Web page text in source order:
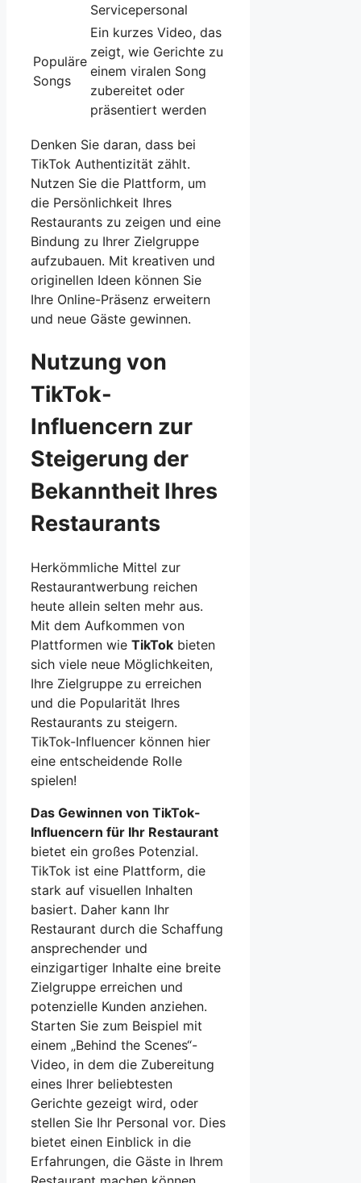
Servicepersonal
Populäre
Songs
Ein kurzes Video, das
zeigt, wie Gerichte zu
einem viralen Song
zubereitet oder
präsentiert werden
Denken Sie daran, dass bei
TikTok Authentizität zählt.
Nutzen Sie die Plattform, um
die Persönlichkeit Ihres
Restaurants zu zeigen und eine
Bindung zu Ihrer Zielgruppe
aufzubauen. Mit kreativen und
originellen Ideen können Sie
Ihre Online-Präsenz erweitern
und neue Gäste gewinnen.
Nutzung von
TikTok-
Influencern zur
Steigerung der
Bekanntheit Ihres
Restaurants
Herkömmliche Mittel zur
Restaurantwerbung reichen
heute allein selten mehr aus.
Mit dem Aufkommen von
Plattformen wie TikTok bieten
sich viele neue Möglichkeiten,
Ihre Zielgruppe zu erreichen
und die Popularität Ihres
Restaurants zu steigern.
TikTok-Influencer können hier
eine entscheidende Rolle
spielen!
Das Gewinnen von TikTok-
Influencern für Ihr Restaurant
bietet ein großes Potenzial.
TikTok ist eine Plattform, die
stark auf visuellen Inhalten
basiert. Daher kann Ihr
Restaurant durch die Schaffung
ansprechender und
einzigartiger Inhalte eine breite
Zielgruppe erreichen und
potenzielle Kunden anziehen.
Starten Sie zum Beispiel mit
einem „Behind the Scenes“-
Video, in dem die Zubereitung
eines Ihrer beliebtesten
Gerichte gezeigt wird, oder
stellen Sie Ihr Personal vor. Dies
bietet einen Einblick in die
Erfahrungen, die Gäste in Ihrem